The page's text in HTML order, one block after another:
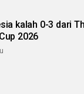
kalah 0-3 dari
2026